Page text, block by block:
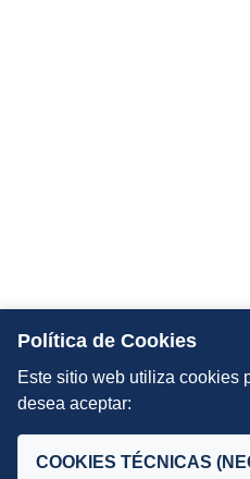
Política de Cookies
Este sitio web utiliza cookies
desea aceptar:
COOKIES TÉCNICAS